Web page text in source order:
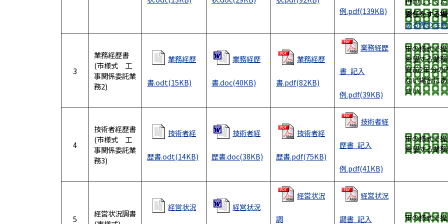
例.pdf(139KB)
委任をする
する際の注
3
業務経歴書
(市様式 工
事関係委託業
務2)
業務経歴
書.odt(15KB)
業務経歴
書.doc(40KB)
業務経歴
書.pdf(82KB)
業務経歴
書_記入
例.pdf(39KB)
市の様式で
希望する業
直前2年分の
ない場合に
さい。
4
技術者経歴書
(市様式 工
事関係委託業
務3)
技術者経
歴書.odt(14KB)
技術者経
歴書.doc(38KB)
技術者経
歴書.pdf(75KB)
技術者経
歴書_記入
例.pdf(41KB)
市の様式で
希望する業
5
経営状況調書
経営状況 経営状況
経営状況
調
経営状況
調書_記入 市の様式で